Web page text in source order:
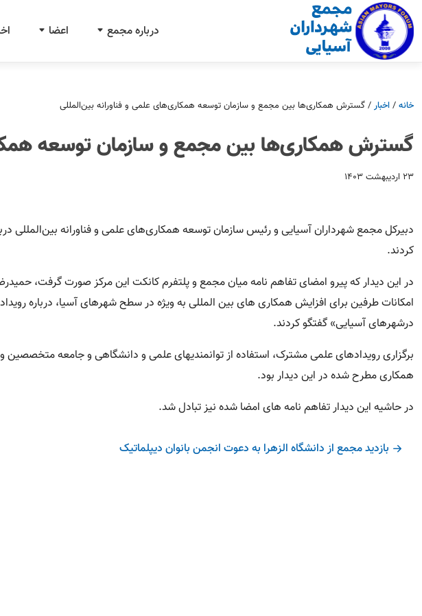
درباره مجمع اعضا
خانه / اخبار / گسترش همکاری‌ها بین مجمع و سازمان توسعه همكارى‌هاى علمی و فناورانه بین‌المللی
گسترش همکاری‌ها بین مجمع و سازمان توسعه
۲۳ اردیبهشت ۱۴۰۳
کردند.
در این دیدار که پیرو امضای تفاهم نامه میان مجمع و پلتفرم کانکت این مرکز صورت گرفت،
درشهرهای آسیایی» گفتگو کردند.
برگزاری رویدادهای علمی مشترک، استفاده از توانمندیهای علمی و دانشگاهی و جامعه متخصصین
همکاری مطرح شده در این دیدار بود.
در حاشیه این دیدار تفاهم نامه های امضا شده نیز تبادل شد.
بازدید مجمع از دانشگاه الزهرا به دعوت انجمن بانوان دیپلماتیک